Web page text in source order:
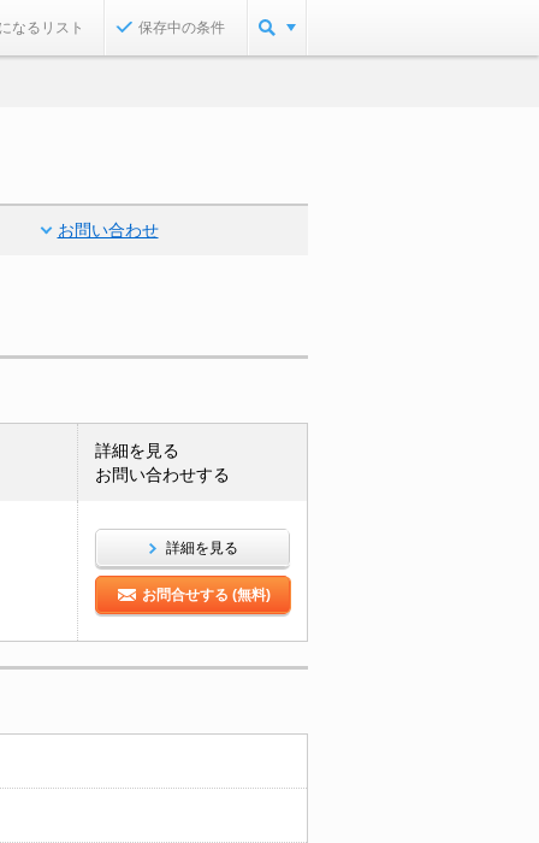
なるリスト 保存中の条件
お問い合わせ
詳細を見る
お問い合わせする
詳細を見る
お問合せする (無料)